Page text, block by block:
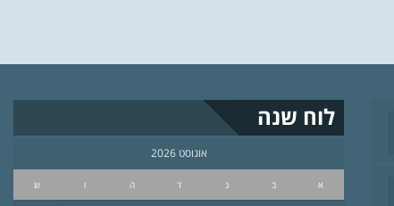
לוח שנה
אוגוסט 2026
א ב ג ד ה ו ש